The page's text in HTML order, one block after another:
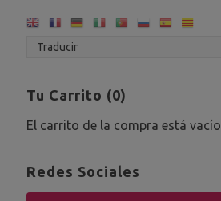
Tu Carrito (0)
El carrito de la compra está vacío
Redes Sociales